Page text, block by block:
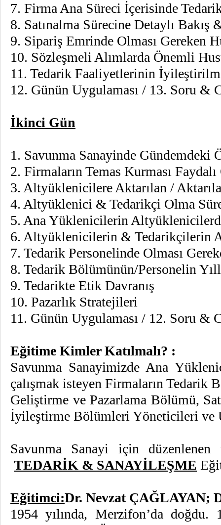
7. Firma Ana Süreci İçerisinde
8. Satınalma Sürecine Detaylı
9. Sipariş Emrinde Olması Gereken
10. Sözleşmeli Alımlarda Önemli
11. Tedarik Faaliyetlerinin
12. Günün Uygulaması / 13. Soru &
İkinci Gün
1. Savunma Sanayinde Gündemdeki
2. Firmaların Temas Kurması
3. Altyüklenicilere Aktarılan /
4. Altyüklenici & Tedarikçi Olma
5. Ana Yüklenicilerin
6. Altyüklenicilerin & Tedarikçilerin
7. Tedarik Personelinde Olması
8. Tedarik Bölümünün/Personelin
9. Tedarikte Etik Davranış
10. Pazarlık Stratejileri
11. Günün Uygulaması / 12. Soru &
Eğitime Kimler Katılmalı? :
Savunma Sanayimizde Ana
çalışmak isteyen Firmaların
Geliştirme ve Pazarlama Bölümü,
İyileştirme Bölümleri Yöneticileri ve
Savunma Sanayi için
TEDARİK & SANAYİLEŞME
Eğitimci:Dr. Nevzat ÇAĞLAYAN;
1954 yılında, Merzifon’da doğdu.